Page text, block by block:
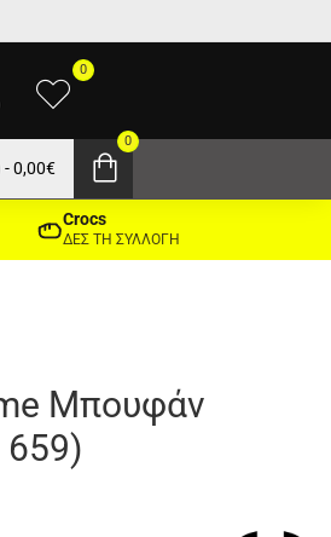
0
- 0,00€
0
Crocs
ΔΕΣ ΤΗ ΣΥΛΛΟΓΗ
Μπουφάν
659)